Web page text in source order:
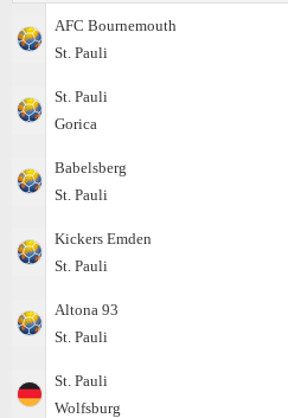
AFC Bournemouth
St. Pauli
St. Pauli
Gorica
Babelsberg
St. Pauli
Kickers Emden
St. Pauli
Altona 93
St. Pauli
St. Pauli
Wolfsburg